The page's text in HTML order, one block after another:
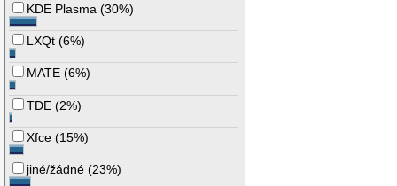
KDE Plasma (30%)
LXQt (6%)
MATE (6%)
TDE (2%)
Xfce (15%)
jiné/žádné (23%)